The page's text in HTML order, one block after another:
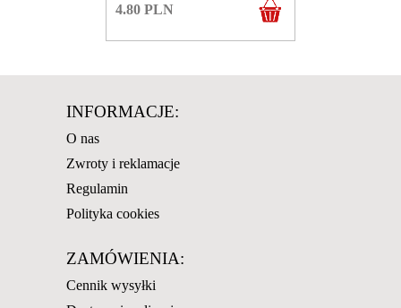
4.80 PLN
INFORMACJE:
O nas
Zwroty i reklamacje
Regulamin
Polityka cookies
ZAMÓWIENIA:
Cennik wysyłki